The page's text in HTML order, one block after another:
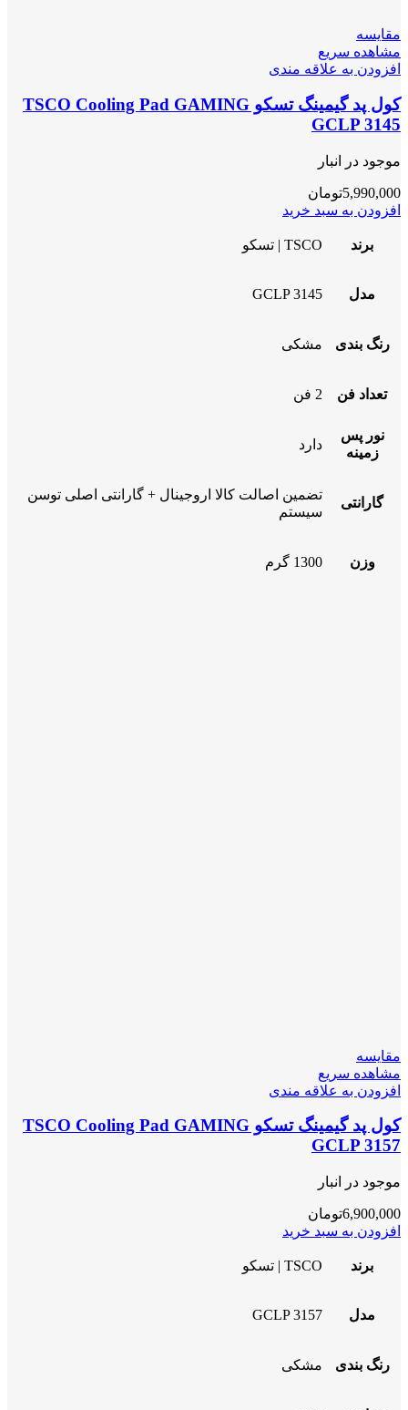
مقایسه
مشاهده سریع
افزودن به علاقه مندی
کول پد گیمینگ تسکو TSCO Cooling Pad GAMING
GCLP 3145
موجود در انبار
5,990,000تومان
افزودن به سبد خرید
برند TSCO | تسکو
مدل GCLP 3145
رنگ بندی مشکی
تعداد فن 2 فن
نور پس
زمینه
دارد
گارانتی
تضمین اصالت کالا اروجینال + گارانتی اصلی توسن
سیستم
وزن 1300 گرم
مقایسه
مشاهده سریع
افزودن به علاقه مندی
کول پد گیمینگ تسکو TSCO Cooling Pad GAMING
GCLP 3157
موجود در انبار
6,900,000تومان
افزودن به سبد خرید
برند TSCO | تسکو
مدل GCLP 3157
رنگ بندی مشکی